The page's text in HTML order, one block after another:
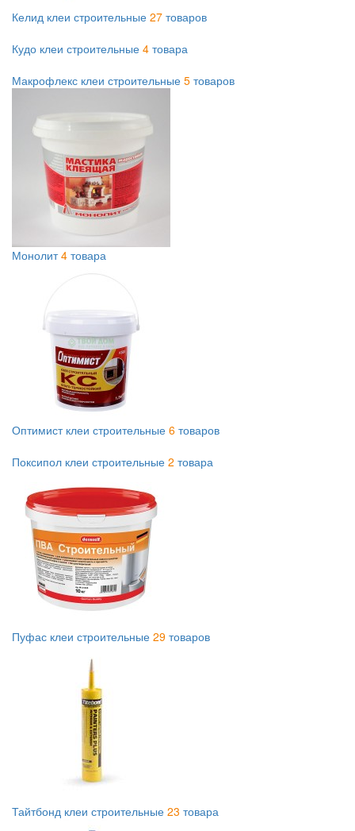
Келид клеи строительные 27 товаров
Кудо клеи строительные 4 товара
Макрофлекс клеи строительные 5 товаров
Монолит 4 товара
Оптимист клеи строительные 6 товаров
Поксипол клеи строительные 2 товара
Пуфас клеи строительные 29 товаров
Тайтбонд клеи строительные 23 товара